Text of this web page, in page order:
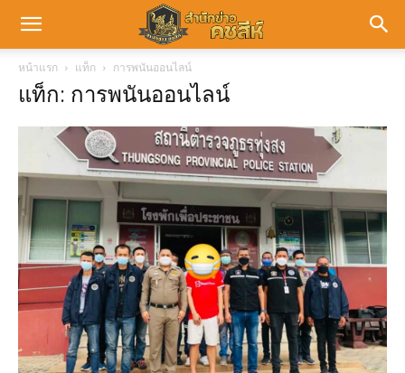
หน้าแรก แท็ก การพนันออนไลน์
แท็ก: การพนันออนไลน์